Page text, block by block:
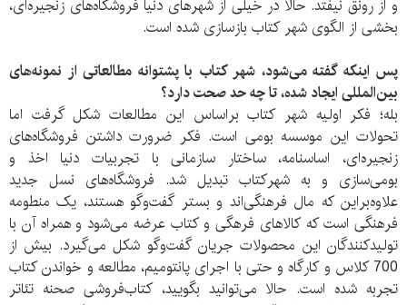
و از رونق نیفتد. حالا در خیلی از شهر‌های دنیا فروشگاه‌های زنجیره‌ای،
بخشی از الگوی شهر کتاب بازسازی شده است.
پس اینکه گفته می‌شود، شهر کتاب با پشتوانه مطالعاتی از نمونه‌های
بین‌المللی ایجاد شده، تا چه حد صحت دارد؟
بله؛ فکر اولیه شهر کتاب براساس این مطالعات شکل گرفت اما
تحولات این موسسه بومی است. فکر ضرورت داشتن فروشگاه‌های
زنجیره‌ای، اساسنامه، ساختار سازمانی با تجربیات دنیا اخذ و
بومی‌سازی و به شهرکتاب تبدیل شد. فروشگاه‌های نسل جدید
علاوه‌براین که مال فرهنگی‌اند و بستر گفت‌وگو‌ هستند، یک منطومه
فرهنگی است که کالا‌های فرهگی و کتاب عرضه می‌شود و همراه آن با
تولید‌کنندگان این محصولات جریان گفت‌وگو‌ شکل می‌گیرد. بیش از
700 کلاس و کارگاه و حتی با اجرای پانتومیم، مطالعه و خواندن کتاب
تجربه شده است. حالا می‌‌توانید بگویید، کتاب‌فروشی صحنه تئاتر